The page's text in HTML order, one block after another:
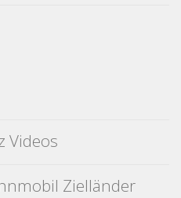
Videos
Zielländer